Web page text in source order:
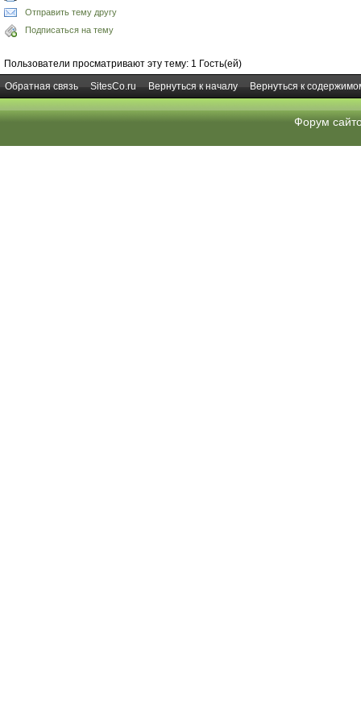
Отправить тему другу
Подписаться на тему
Пользователи просматривают эту тему: 1 Гость(ей)
Обратная связь
SitesCo.ru Вернуться к началу Вернуться к
Форум